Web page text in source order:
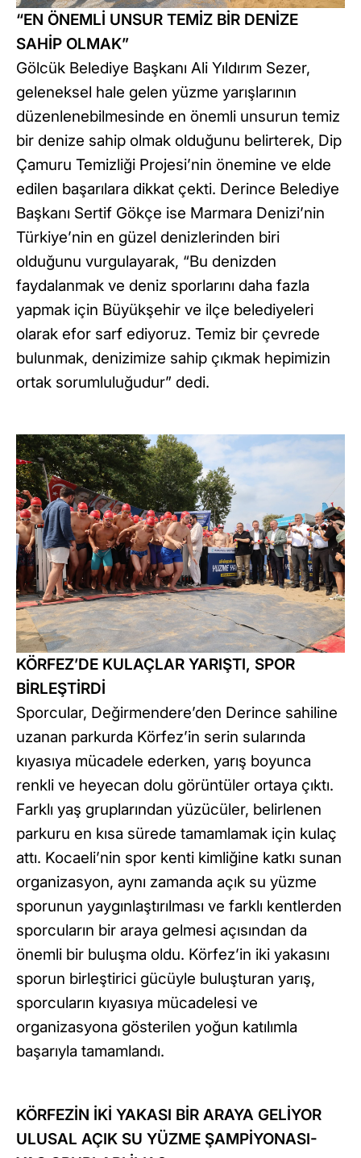
“EN ÖNEMLİ UNSUR TEMİZ BİR DENİZE
SAHİP OLMAK”
Gölcük Belediye Başkanı Ali Yıldırım Sezer,
geleneksel hale gelen yüzme yarışlarının
düzenlenebilmesinde en önemli unsurun temiz
bir denize sahip olmak olduğunu belirterek, Dip
Çamuru Temizliği Projesi’nin önemine ve elde
edilen başarılara dikkat çekti. Derince Belediye
Başkanı Sertif Gökçe ise Marmara Denizi’nin
Türkiye’nin en güzel denizlerinden biri
olduğunu vurgulayarak, “Bu denizden
faydalanmak ve deniz sporlarını daha fazla
yapmak için Büyükşehir ve ilçe belediyeleri
olarak efor sarf ediyoruz. Temiz bir çevrede
bulunmak, denizimize sahip çıkmak hepimizin
ortak sorumluluğudur” dedi.
KÖRFEZ’DE KULAÇLAR YARIŞTI, SPOR
BİRLEŞTİRDİ
Sporcular, Değirmendere’den Derince sahiline
uzanan parkurda Körfez’in serin sularında
kıyasıya mücadele ederken, yarış boyunca
renkli ve heyecan dolu görüntüler ortaya çıktı.
Farklı yaş gruplarından yüzücüler, belirlenen
parkuru en kısa sürede tamamlamak için kulaç
attı. Kocaeli’nin spor kenti kimliğine katkı sunan
organizasyon, aynı zamanda açık su yüzme
sporunun yaygınlaştırılması ve farklı kentlerden
sporcuların bir araya gelmesi açısından da
önemli bir buluşma oldu. Körfez’in iki yakasını
sporun birleştirici gücüyle buluşturan yarış,
sporcuların kıyasıya mücadelesi ve
organizasyona gösterilen yoğun katılımla
başarıyla tamamlandı.
KÖRFEZİN İKİ YAKASI BİR ARAYA GELİYOR
ULUSAL AÇIK SU YÜZME ŞAMPİYONASI-